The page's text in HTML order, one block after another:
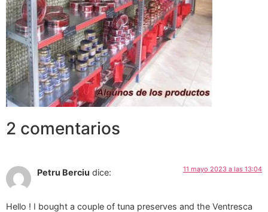
2 comentarios
Petru Berciu dice: 11 mayo 2023 a las 13:04
Hello ! I bought a couple of tuna preserves and the Ventresca